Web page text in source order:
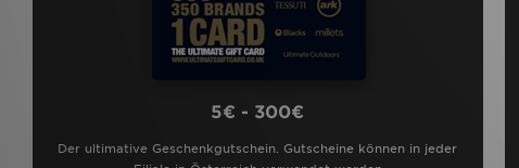
5€ - 300€
Der ultimative Geschenkgutschein. Gutscheine können in jeder